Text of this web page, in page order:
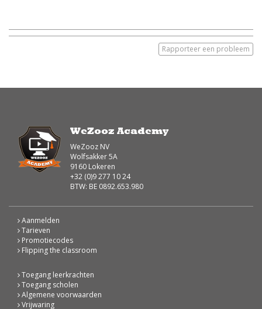
Rapporteer een probleem
WeZooz Academy
WeZooz NV
Wolfsakker 5A
9160 Lokeren
+32 (0)9 277 10 24
BTW: BE 0892.653.980
Aanmelden
Tarieven
Promotiecodes
Flipping the classroom
Toegang leerkrachten
Toegang scholen
Algemene voorwaarden
Vrijwaring